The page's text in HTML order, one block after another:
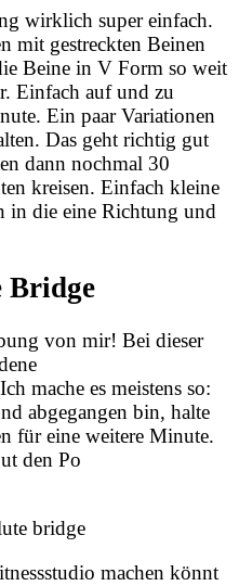
wirklich super einfach.
mit gestreckten Beinen
Beine in V Form so weit
Einfach auf und zu
Ein paar Variationen
Das geht richtig gut
dann nochmal 30
kreisen. Einfach kleine
in die eine Richtung und
Bridge
von mir! Bei dieser
mache es meistens so:
abgegangen bin, halte
für eine weitere Minute.
den Po
machen könnt